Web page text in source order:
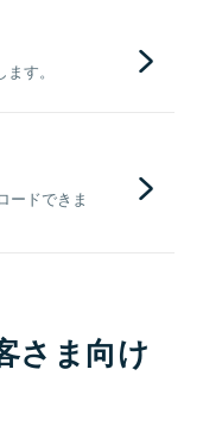
す。
ードできま
さま向け